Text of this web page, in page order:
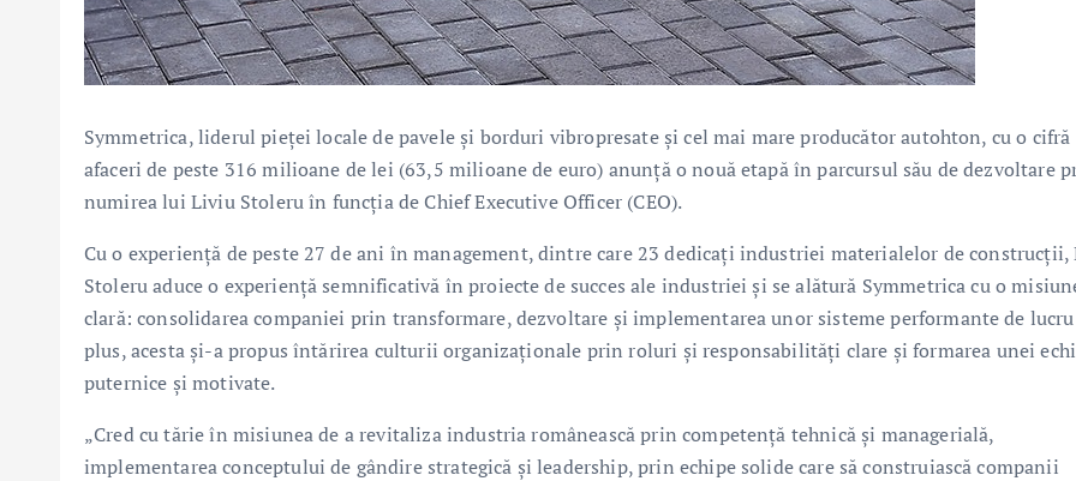
Symmetrica, liderul pieței locale de pavele și borduri vibropresate și cel mai mare producător autohton, cu o cifră
afaceri de peste 316 milioane de lei (63,5 milioane de euro) anunță o nouă etapă în parcursul său de dezvoltare
numirea lui Liviu Stoleru în funcția de Chief Executive Officer (CEO).
Cu o experiență de peste 27 de ani în management, dintre care 23 dedicați industriei materialelor de
Stoleru aduce o experiență semnificativă în proiecte de succes ale industriei și se alătură Symmetrica cu o
clară: consolidarea companiei prin transformare, dezvoltare și implementarea unor sisteme performante de
plus, acesta și-a propus întărirea culturii organizaționale prin roluri și responsabilități clare și formarea unei
puternice și motivate.
„Cred cu tărie în misiunea de a revitaliza industria românească prin competență tehnică și managerială,
implementarea conceptului de gândire strategică și leadership, prin echipe solide care să construiască companii